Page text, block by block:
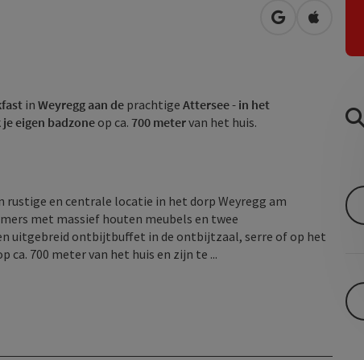
Openen inOpenen
in Weyregg aan de prachtige Attersee - in het
je eigen badzone op ca. 700 metervan het huis.
en centrale locatie in het dorp Weyregg am
met massief houten meubels en twee
uitgebreid ontbijtbuffet in de ontbijtzaal, serre of op het
700 meter van het huis en zijn te ...